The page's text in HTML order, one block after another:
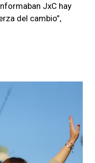
JxC hay
del cambio”,